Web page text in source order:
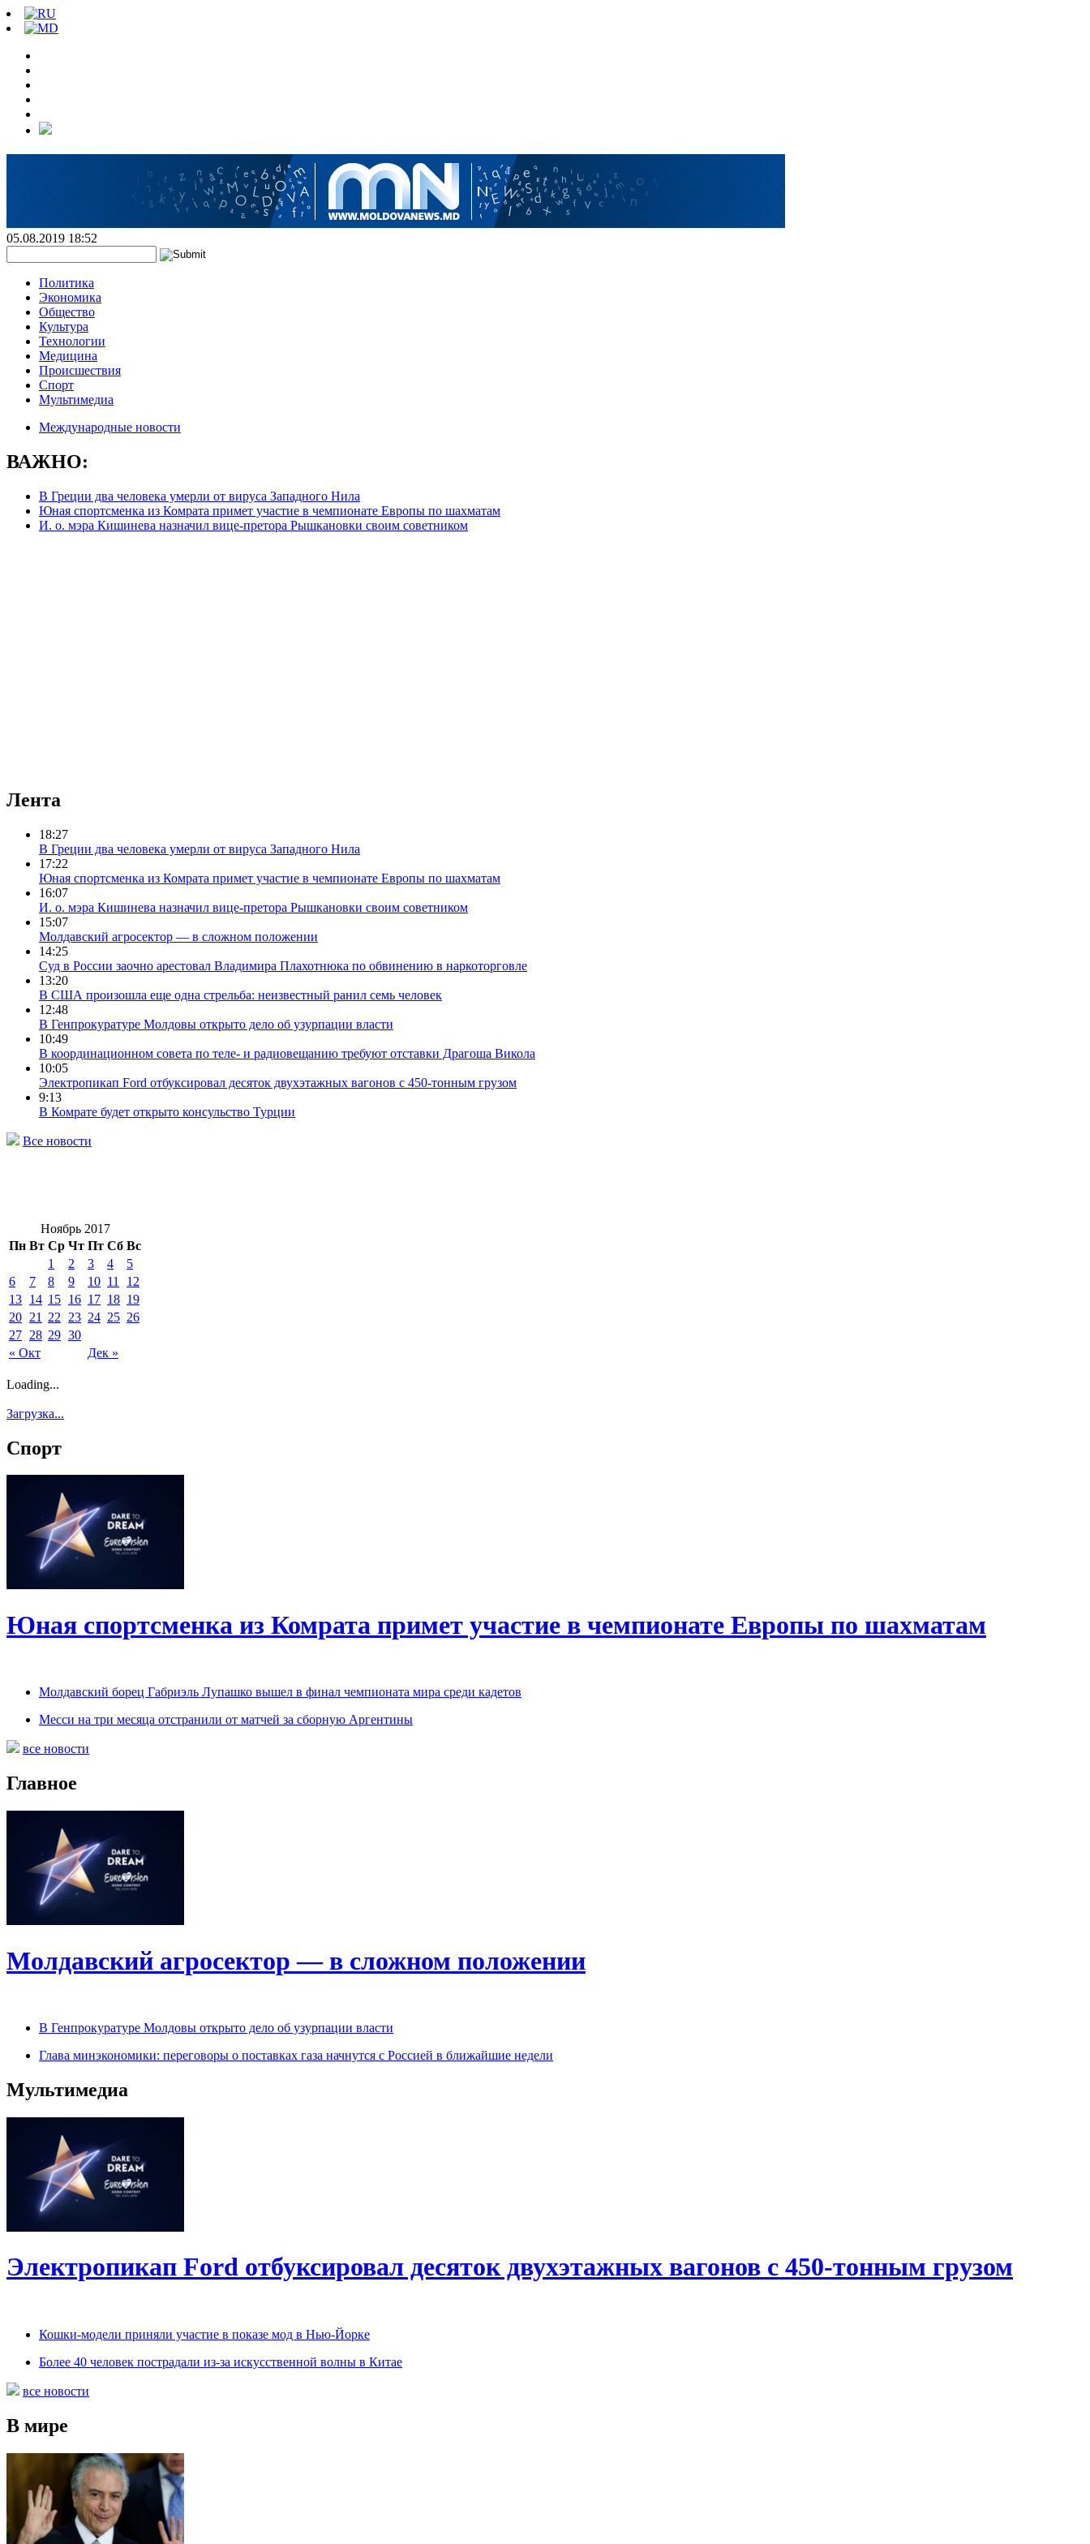
05.08.2019 18:52
Политика
Экономика
Общество
Культура
Технологии
Медицина
Происшествия
Спорт
Мультимедиа
Международные новости
ВАЖНО:
В Греции два человека умерли от вируса Западного Нила
Юная спортсменка из Комрата примет участие в чемпионате Европы по шахматам
И. о. мэра Кишинева назначил вице-претора Рышкановки своим советником
Лента
18:27
В Греции два человека умерли от вируса Западного Нила
17:22
Юная спортсменка из Комрата примет участие в чемпионате Европы по шахматам
16:07
И. о. мэра Кишинева назначил вице-претора Рышкановки своим советником
15:07
Молдавский агросектор — в сложном положении
14:25
Суд в России заочно арестовал Владимира Плахотнюка по обвинению в наркоторговле
13:20
В США произошла еще одна стрельба: неизвестный ранил семь человек
12:48
В Генпрокуратуре Молдовы открыто дело об узурпации власти
10:49
В координационном совета по теле- и радиовещанию требуют отставки Драгоша Викола
10:05
Электропикап Ford отбуксировал десяток двухэтажных вагонов с 450-тонным грузом
9:13
В Комрате будет открыто консульство Турции
Все новости
Ноябрь 2017
Пн Вт Ср Чт Пт Сб Вс
« Окт Дек »
1 2 3 4
5
6
7 8 9 10 11
12
13 14 15 16 17 18 19
20 21 22 23 24 25 26
27 28 29 30
Loading...
Загрузка...
Спорт
Юная спортсменка из Комрата примет участие в чемпионате Европы по шахматам
Молдавский борец Габриэль Лупашко вышел в финал чемпионата мира среди кадетов
Месси на три месяца отстранили от матчей за сборную Аргентины
все новости
Главное
Молдавский агросектор — в сложном положении
В Генпрокуратуре Молдовы открыто дело об узурпации власти
Глава минэкономики: переговоры о поставках газа начнутся с Россией в ближайшие недели
Мультимедиа
Электропикап Ford отбуксировал десяток двухэтажных вагонов с 450-тонным грузом
Кошки-модели приняли участие в показе мод в Нью-Йорке
Более 40 человек пострадали из-за искусственной волны в Китае
все новости
В мире